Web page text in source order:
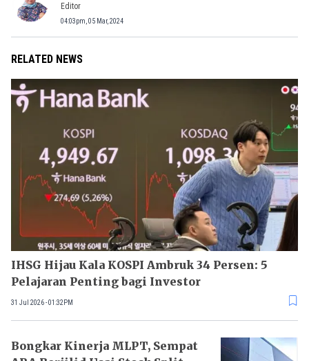
Editor
04:03pm, 05 Mar, 2024
RELATED NEWS
IHSG Hijau Kala KOSPI Ambruk 34 Persen: 5
Pelajaran Penting bagi Investor
31 Jul 2026 - 01:32PM
Bongkar Kinerja MLPT, Sempat